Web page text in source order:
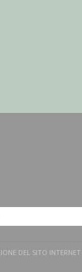
DEL SITO INTERNET